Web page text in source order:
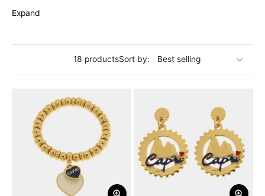
for those who love an elegant style with a touch of personality.
Expand
18 productsSort by: